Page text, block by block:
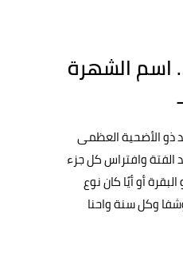
اسم الشهرة
ذو الأضحية العظمى
الفتة وافتراس كل جزء
أو أيًا كان نوع
وكل سنة واحنا